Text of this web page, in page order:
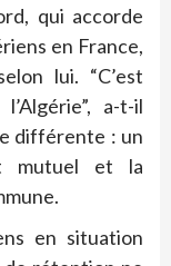
qui accorde
en France,
lui. “C’est
a-t-il
différente : un
mutuel et la
en situation